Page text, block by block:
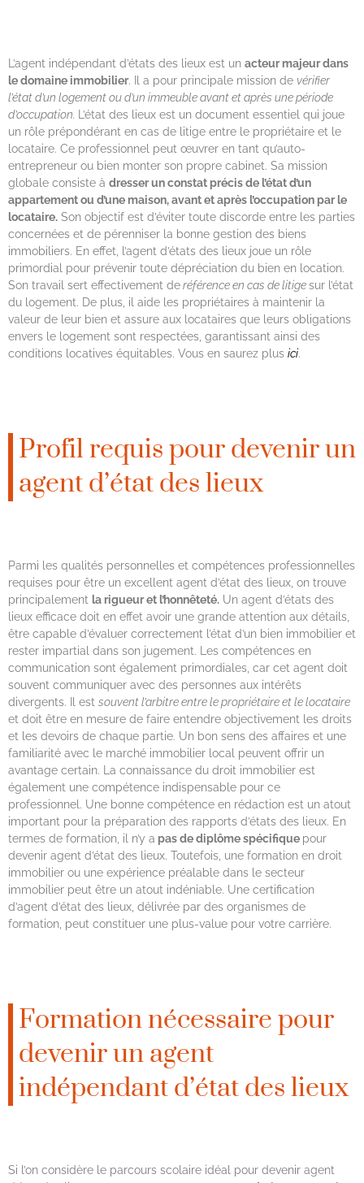
L’agent indépendant d’états des lieux est un acteur majeur dans
le domaine immobilier. Il a pour principale mission de vérifier
l’état d’un logement ou d’un immeuble avant et après une période
d’occupation.
L’état des lieux est un document essentiel qui joue
un rôle prépondérant en cas de litige entre le propriétaire et le
locataire. Ce professionnel peut œuvrer en tant qu’auto-
entrepreneur ou bien monter son propre cabinet. Sa mission
globale consiste à dresser un constat précis de l’état d’un
appartement ou d’une maison, avant et après l’occupation par le
locataire. Son objectif est d’éviter toute discorde entre les parties
concernées et de pérenniser la bonne gestion des biens
immobiliers. En effet, l’agent d’états des lieux joue un rôle
primordial pour prévenir toute dépréciation du bien en location.
Son travail sert effectivement deréférence en cas de litigesur l’état
du logement. De plus, il aide les propriétaires à maintenir la
valeur de leur bien et assure aux locataires que leurs obligations
envers le logement sont respectées, garantissant ainsi des
conditions locatives équitables. Vous en saurez plus ici.
Profil requis pour devenir un
agent d’état des lieux
Parmi les qualités personnelles et compétences professionnelles
requises pour être un excellent agent d’état des lieux, on trouve
principalement la rigueur et l’honnêteté. Un agent d’états des
lieux efficace doit en effet avoir une grande attention aux détails,
être capable d’évaluer correctement l’état d’un bien immobilier et
rester impartial dans son jugement. Les compétences en
communication sont également primordiales, car cet agent doit
souvent communiquer avec des personnes aux intérêts
divergents. Il est souvent l’arbitre entre le propriétaire et le locataire
et doit être en mesure de faire entendre objectivement les droits
et les devoirs de chaque partie. Un bon sens des affaires et une
familiarité avec le marché immobilier local peuvent offrir un
avantage certain. La connaissance du droit immobilier est
également une compétence indispensable pour ce
professionnel. Une bonne compétence en rédaction est un atout
important pour la préparation des rapports d’états des lieux. En
termes de formation, il n’y a pas de diplôme spécifique pour
devenir agent d’état des lieux. Toutefois, une formation en droit
immobilier ou une expérience préalable dans le secteur
immobilier peut être un atout indéniable. Une certification
d’agent d’état des lieux, délivrée par des organismes de
formation, peut constituer une plus-value pour votre carrière.
Formation nécessaire pour
devenir un agent
indépendant d’état des lieux
Si l’on considère le parcours scolaire idéal pour devenir agent